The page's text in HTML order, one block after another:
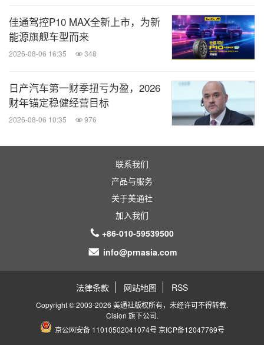
佳通驾控P10 MAX全新上市，为新
能源旗舰车型而来
2026-08-06 16:35 348
日产汽车第一财季扭亏为盈，2026
财年锚定稳健经营目标
2026-08-06 10:35 976
联系我们
产品与服务
关于美通社
加入我们
+86-010-59539500
info@prnasia.com
法律条款 网站地图 RSS
Copyright © 2003-2026 美通社版权所有，未经许可不得转载.
Cision 旗下公司.
京公网安备 11010502041074号 京ICP备12047769号